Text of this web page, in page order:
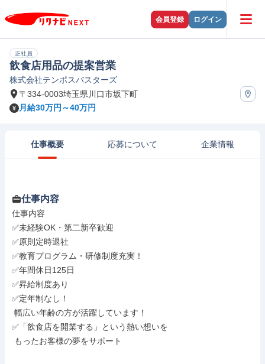
会員登録 ログイン
正社員
飲食店用品の提案営業
株式会社テンポスバスターズ
〒334-0003埼玉県川口市坂下町
月給30万円～40万円
仕事概要 応募について 企業情報
仕事内容
仕事内容
✅未経験OK・第二新卒歓迎
✅原則定時退社
✅教育プログラム・研修制度充実！
✅年間休日125日
✅昇給制度あり
✅定年制なし！
✅「飲食店を開業する」という熱い想いを